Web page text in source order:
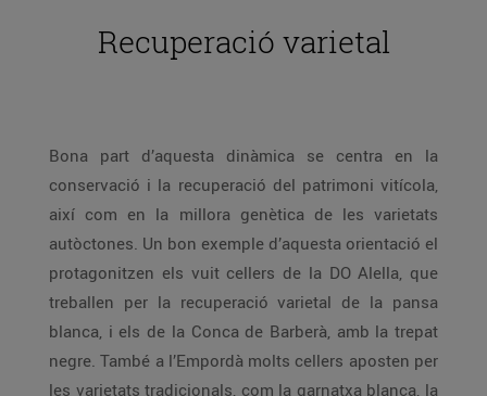
Recuperació varietal
Bona part d’aquesta dinàmica se centra en la
conservació i la recuperació del patrimoni vitícola,
així com en la millora genètica de les varietats
autòctones. Un bon exemple d’aquesta orientació el
protagonitzen els vuit cellers de la DO Alella, que
treballen per la recuperació varietal de la pansa
blanca, i els de la Conca de Barberà, amb la trepat
negre. També a l’Empordà molts cellers aposten per
les varietats tradicionals, com la garnatxa blanca, la